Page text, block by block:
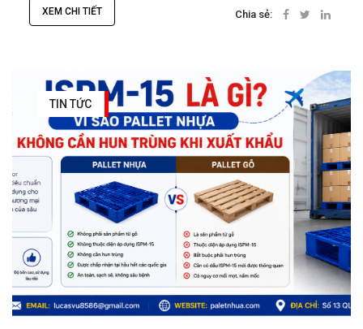
XEM CHI TIẾT Chia sẻ:
TIN TỨC